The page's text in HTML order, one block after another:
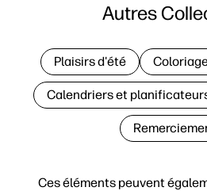
Ces éléments peuvent
Autres
Plaisirs d'été
Calendriers et